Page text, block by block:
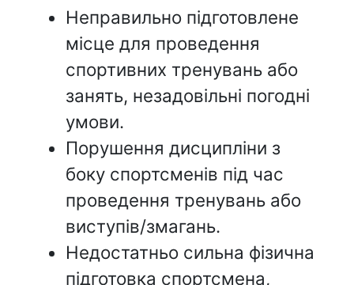
Неправильно підготовлене
місце для проведення
спортивних тренувань або
занять, незадовільні погодні
умови.
Порушення дисципліни з
боку спортсменів під час
проведення тренувань або
виступів/змагань.
Недостатньо сильна фізична
підготовка спортсмена,